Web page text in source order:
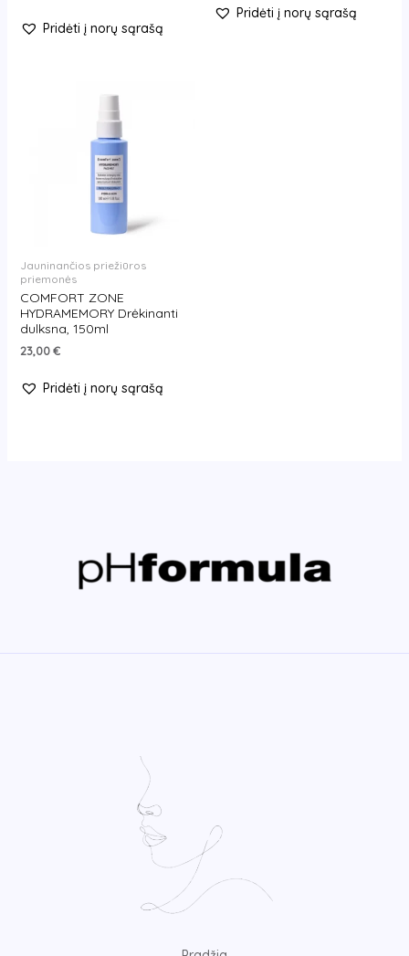
Pridėti į norų sąrašą
Pridėti į norų sąrašą
Jauninančios priežiūros
priemonės
COMFORT ZONE
HYDRAMEMORY Drėkinanti
dulksna, 150ml
23,00€
Pridėti į norų sąrašą